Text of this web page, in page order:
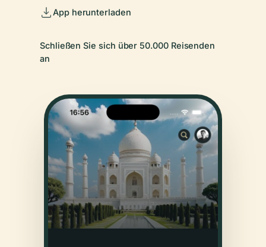
App herunterladen
Schließen Sie sich über 50.000 Reisenden
an